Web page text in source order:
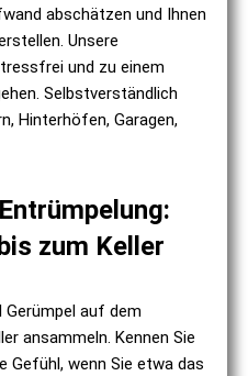
abschätzen und Ihnen
Unsere
und zu einem
Selbstverständlich
Hinterhöfen, Garagen,
zum Keller
Gerümpel auf dem
ansammeln. Kennen Sie
Gefühl, wenn Sie etwa das